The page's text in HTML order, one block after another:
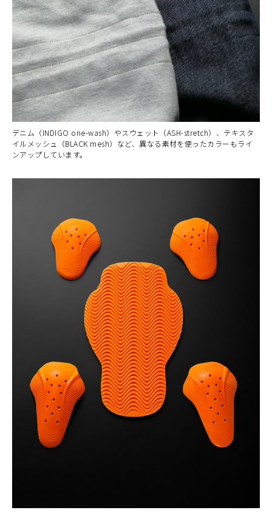
デニム（INDIGO one-wash）やスウェット（ASH-stretch）、テキスタ
イルメッシュ（BLACK mesh）など、異なる素材を使ったカラーもライ
ンアップしています。